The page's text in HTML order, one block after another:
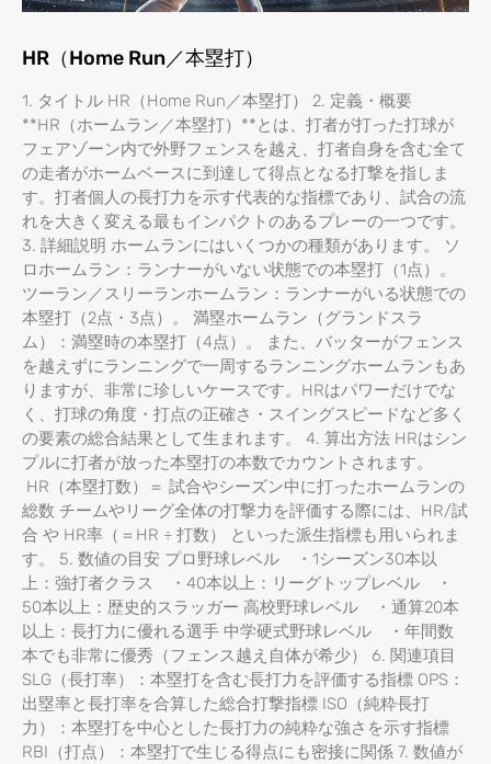
HR（Home Run／本塁打）
1. タイトル HR（Home Run／本塁打） 2. 定義・概要
**HR（ホームラン／本塁打）**とは、打者が打った打球が
フェアゾーン内で外野フェンスを越え、打者自身を含む全て
の走者がホームベースに到達して得点となる打撃を指しま
す。打者個人の長打力を示す代表的な指標であり、試合の流
れを大きく変える最もインパクトのあるプレーの一つです。
3. 詳細説明 ホームランにはいくつかの種類があります。 ソ
ロホームラン：ランナーがいない状態での本塁打（1点）。
ツーラン／スリーランホームラン：ランナーがいる状態での
本塁打（2点・3点）。 満塁ホームラン（グランドスラ
ム）：満塁時の本塁打（4点）。 また、バッターがフェンス
を越えずにランニングで一周するランニングホームランもあ
りますが、非常に珍しいケースです。HRはパワーだけでな
く、打球の角度・打点の正確さ・スイングスピードなど多く
の要素の総合結果として生まれます。 4. 算出方法 HRはシン
プルに打者が放った本塁打の本数でカウントされます。
HR（本塁打数）＝ 試合やシーズン中に打ったホームランの
総数 チームやリーグ全体の打撃力を評価する際には、HR/試
合 や HR率（＝HR ÷ 打数） といった派生指標も用いられま
す。 5. 数値の目安 プロ野球レベル ・1シーズン30本以
上：強打者クラス ・40本以上：リーグトップレベル ・
50本以上：歴史的スラッガー 高校野球レベル ・通算20本
以上：長打力に優れる選手 中学硬式野球レベル ・年間数
本でも非常に優秀（フェンス越え自体が希少） 6. 関連項目
SLG（長打率）：本塁打を含む長打力を評価する指標 OPS：
出塁率と長打率を合算した総合打撃指標 ISO（純粋長打
力）：本塁打を中心とした長打力の純粋な強さを示す指標
RBI（打点）：本塁打で生じる得点にも密接に関係 7. 数値が